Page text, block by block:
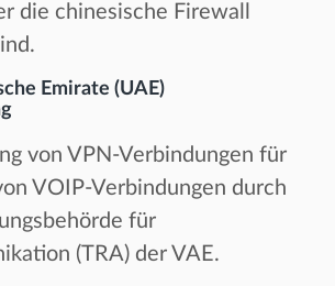
die chinesische Firewall
Emirate (UAE)
von VPN-Verbindungen für
VOIP-Verbindungen durch
für
(TRA) der VAE.